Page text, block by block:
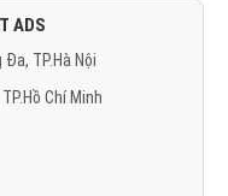
ADS
TP.Hà Nội
Chí Minh